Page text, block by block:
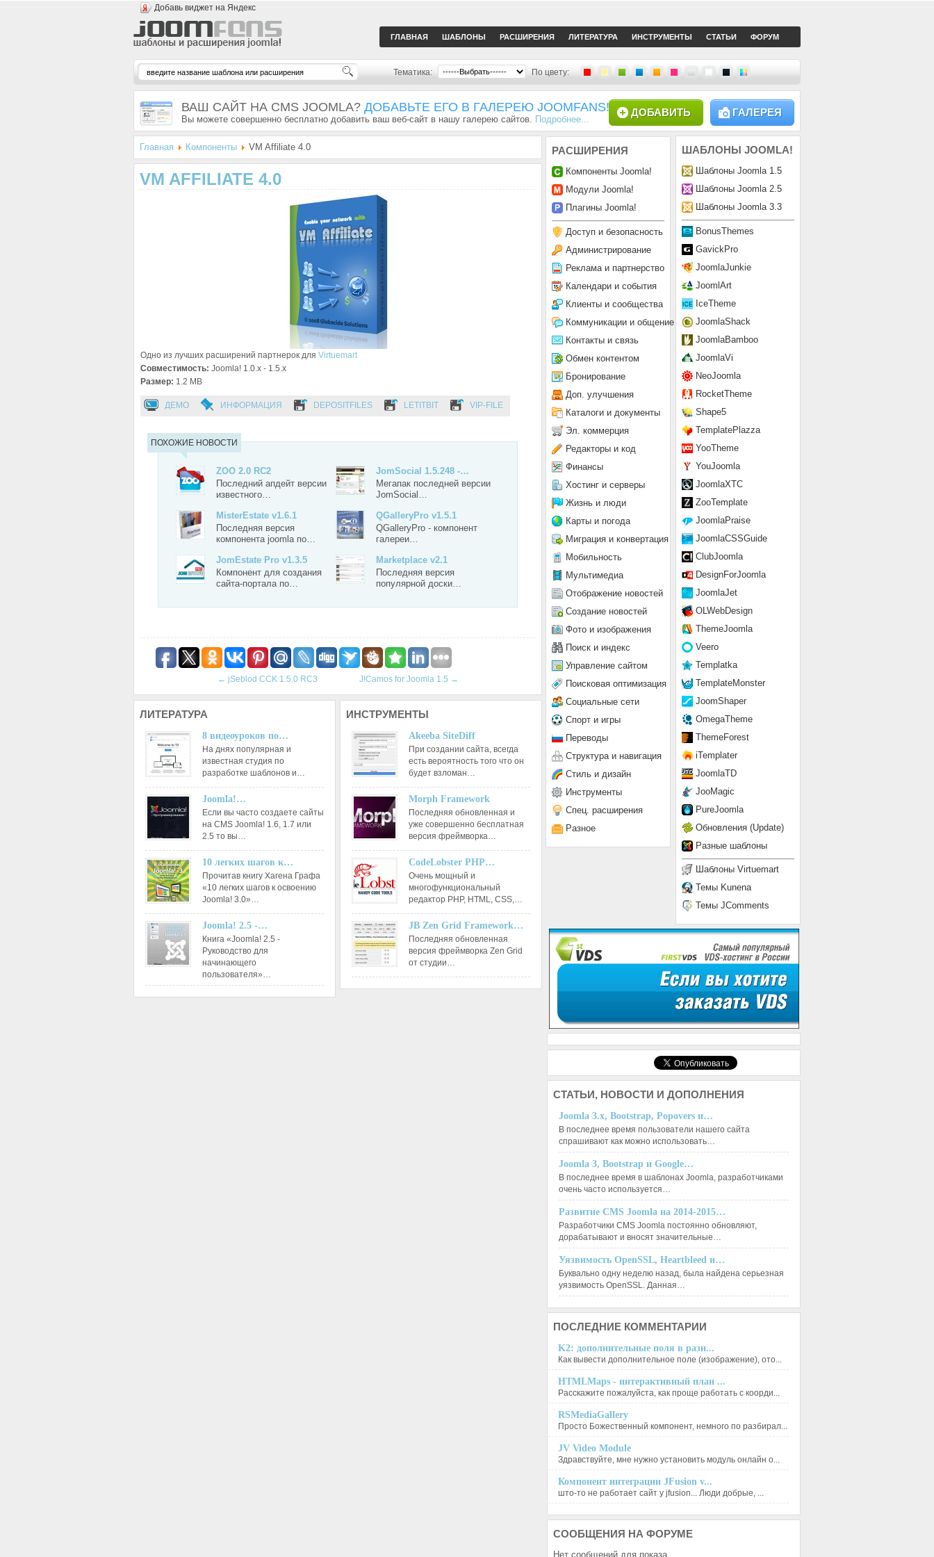
Добавь виджет на Яндекс
ГЛАВНАЯ ШАБЛОНЫ РАСШИРЕНИЯ ЛИТЕРАТУРА ИНСТРУМЕНТЫ СТАТЬИ ФОРУМ
Тематика: По цвету:
ВАШ САЙТ НА CMS JOOMLA? ДОБАВЬТЕ ЕГО В ГАЛЕРЕЮ JOOMFANS!
Вы можете совершенно бесплатно добавить ваш веб-сайт в нашу галерею сайтов. Подробнее...
ГАЛЕРЕЯ
ДОБАВИТЬ
Главная Компоненты VM Affiliate 4.0
VM AFFILIATE 4.0
Одно из лучших расширений партнерок для Virtuemart
Совместимость: Joomla! 1.0.x - 1.5.x
Размер: 1.2 MB
ДЕМО ИНФОРМАЦИЯ DEPOSITFILES LETITBIT VIP-FILE
ПОХОЖИЕ НОВОСТИ
ZOO 2.0 RC2
Последний апдейт версии
известного…
JomSocial 1.5.248 -…
Мегапак последней версии
JomSocial…
MisterEstate v1.6.1
Последняя версия
компонента joomla по…
QGalleryPro v1.5.1
QGalleryPro - компонент
галереи…
JomEstate Pro v1.3.5
Компонент для создания
сайта-портала по…
Marketplace v2.1
Последняя версия
популярной доски…
← jSeblod CCK 1.5.0 RC3 J!Camos for Joomla 1.5 →
ЛИТЕРАТУРА
8 видеоуроков по…
На днях популярная и
известная студия по
разработке шаблонов и…
Joomla!…
Если вы часто создаете сайты
на CMS Joomla! 1.6, 1.7 или
2.5 то вы…
10 легких шагов к…
Прочитав книгу Хагена Графа
«10 легких шагов к освоению
Joomla! 3.0»…
Joomla! 2.5 -…
Книга «Joomla! 2.5 -
Руководство для
начинающего
пользователя»…
ИНСТРУМЕНТЫ
Akeeba SiteDiff
При создании сайта, всегда
есть вероятность того что он
будет взломан…
Morph Framework
Последняя обновленная и
уже совершенно бесплатная
версия фреймворка…
CodeLobster PHP…
Очень мощный и
многофункциональный
редактор РНР, HTML, CSS,…
JB Zen Grid Framework…
Последняя обновленная
версия фреймворка Zen Grid
от студии…
ШАБЛОНЫ JOOMLA!
Шаблоны Joomla 1.5
Шаблоны Joomla 2.5
Шаблоны Joomla 3.3
BonusThemes
GavickPro
JoomlaJunkie
JoomlArt
IceTheme
JoomlaShack
JoomlaBamboo
JoomlaVi
NeoJoomla
RocketTheme
Shape5
TemplatePlazza
YooTheme
YouJoomla
JoomlaXTC
ZooTemplate
JoomlaPraise
JoomlaCSSGuide
ClubJoomla
DesignForJoomla
JoomlaJet
OLWebDesign
ThemeJoomla
Veero
Templatka
TemplateMonster
JoomShaper
OmegaTheme
ThemeForest
iTemplater
JoomlaTD
JooMagic
PureJoomla
Обновления (Update)
Разные шаблоны
Шаблоны Virtuemart
Темы Kunena
Темы JComments
РАСШИРЕНИЯ
Компоненты Joomla!
Модули Joomla!
Плагины Joomla!
Доступ и безопасность
Администрирование
Реклама и партнерство
Календари и события
Клиенты и сообщества
Коммуникации и общение
Контакты и связь
Обмен контентом
Бронирование
Доп. улучшения
Каталоги и документы
Эл. коммерция
Редакторы и код
Финансы
Хостинг и серверы
Жизнь и люди
Карты и погода
Миграция и конвертация
Мобильность
Мультимедиа
Отображение новостей
Создание новостей
Фото и изображения
Поиск и индекс
Управление сайтом
Поисковая оптимизация
Социальные сети
Спорт и игры
Переводы
Структура и навигация
Стиль и дизайн
Инструменты
Спец. расширения
Разное
СТАТЬИ, НОВОСТИ И ДОПОЛНЕНИЯ
Joomla 3.x, Bootstrap, Popovers и…
В последнее время пользователи нашего сайта
спрашивают как можно использовать…
Joomla 3, Bootstrap и Google…
В последнее время в шаблонах Joomla, разработчиками
очень часто используется…
Развитие CMS Joomla на 2014-2015…
Разработчики CMS Joomla постоянно обновляют,
дорабатывают и вносят значительные…
Уязвимость OpenSSL, Heartbleed и…
Буквально одну неделю назад, была найдена серьезная
уязвимость OpenSSL. Данная…
ПОСЛЕДНИЕ КОММЕНТАРИИ
K2: дополнительные поля в разн...
Как вывести дополнительное поле (изображение), ото...
HTMLMaps - интерактивный план ...
Расскажите пожалуйста, как проще работать с коорди...
RSMediaGallery
Просто Божественный компонент, немного по разбирал...
JV Video Module
Здравствуйте, мне нужно установить модуль онлайн о...
Компонент интеграции JFusion v...
што-то не работает сайт у jfusion... Люди добрые, ...
СООБЩЕНИЯ НА ФОРУМЕ
Нет сообщений для показа